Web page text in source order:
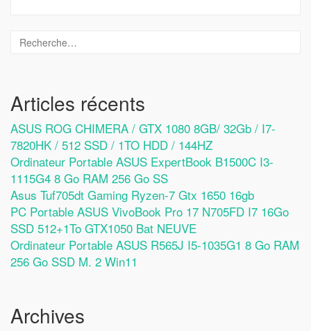
Articles récents
ASUS ROG CHIMERA / GTX 1080 8GB/ 32Gb / I7-
7820HK / 512 SSD / 1TO HDD / 144HZ
Ordinateur Portable ASUS ExpertBook B1500C I3-
1115G4 8 Go RAM 256 Go SS
Asus Tuf705dt Gaming Ryzen-7 Gtx 1650 16gb
PC Portable ASUS VivoBook Pro 17 N705FD I7 16Go
SSD 512+1To GTX1050 Bat NEUVE
Ordinateur Portable ASUS R565J I5-1035G1 8 Go RAM
256 Go SSD M. 2 Win11
Archives